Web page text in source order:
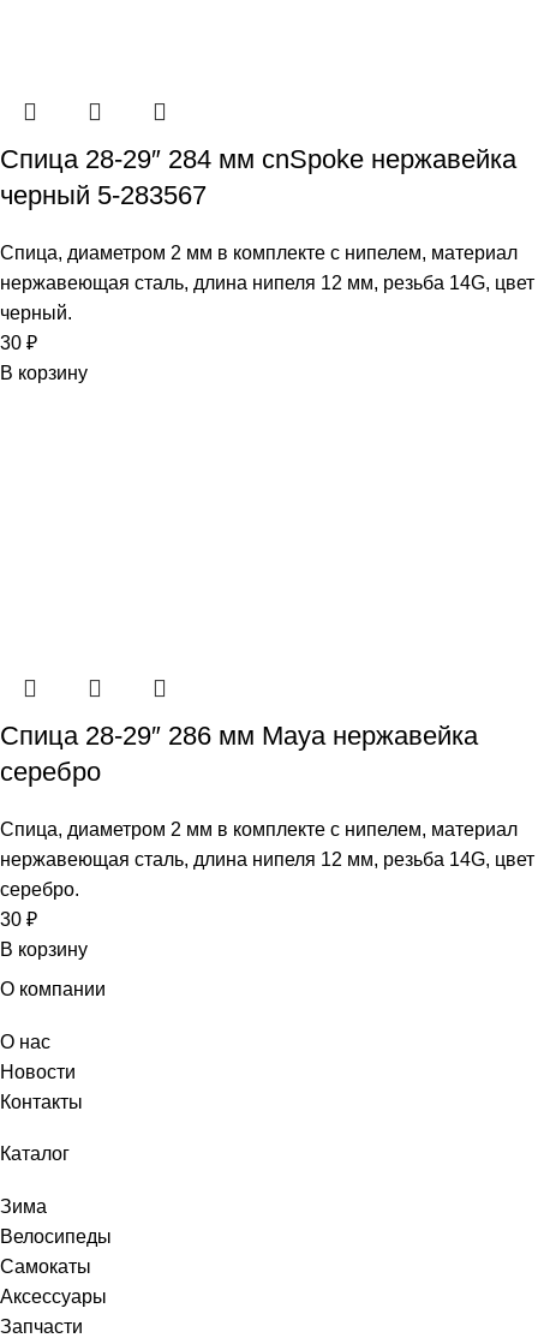
Спица 28-29″ 284 мм cnSpoke нержавейка
черный 5-283567
Спица, диаметром 2 мм в комплекте с нипелем, материал
нержавеющая сталь, длина нипеля 12 мм, резьба 14G, цвет
черный.
30 ₽
В корзину
Спица 28-29″ 286 мм Maya нержавейка
серебро
Спица, диаметром 2 мм в комплекте с нипелем, материал
нержавеющая сталь, длина нипеля 12 мм, резьба 14G, цвет
серебро.
30 ₽
В корзину
О компании
О нас
Новости
Контакты
Каталог
Зима
Велосипеды
Самокаты
Аксессуары
Запчасти